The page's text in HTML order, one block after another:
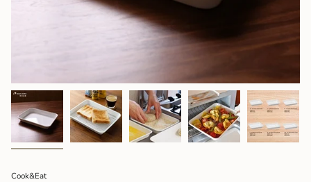
Cook&Eat